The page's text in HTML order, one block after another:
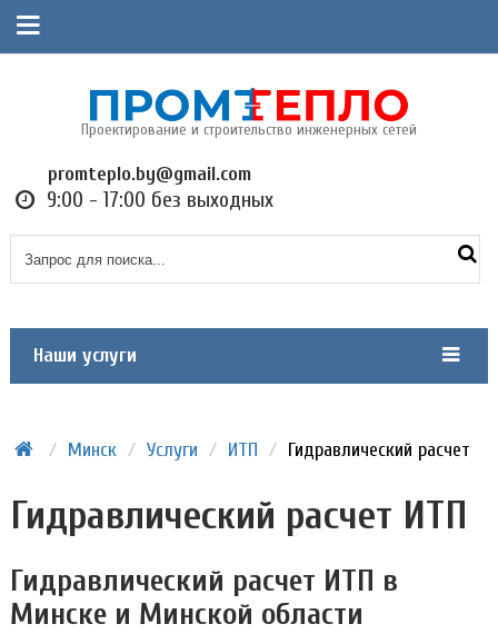
Проектирование и строительство инженерных сетей
promteplo.by@gmail.com
9:00 - 17:00 без выходных
Наши услуги
/ Минск / Услуги / ИТП / Гидравлический расчет
Гидравлический расчет ИТП
Гидравлический расчет ИТП в
Минске и Минской области